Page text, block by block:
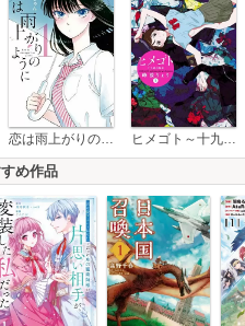
恋は雨上がりのように ヒメゴト～十九歳の制服～
め作品